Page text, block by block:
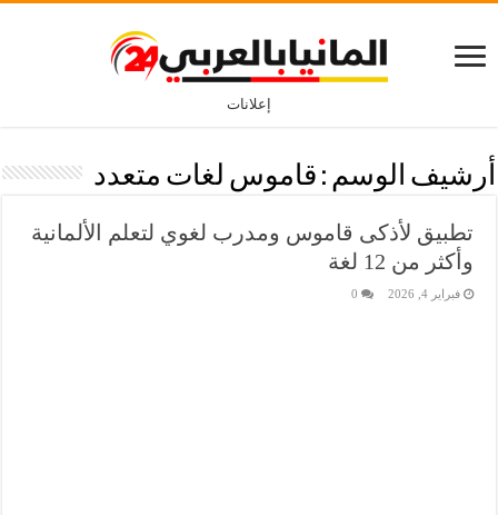
إعلانات
أرشيف الوسم : قاموس لغات متعدد
تطبيق لأذكى قاموس ومدرب لغوي لتعلم الألمانية
وأكثر من 12 لغة
فبراير 4, 2026 0